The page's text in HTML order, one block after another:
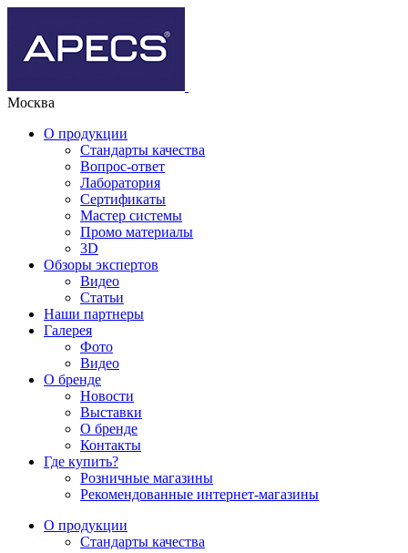
Москва
О продукции
Стандарты качества
Вопрос-ответ
Лаборатория
Сертификаты
Мастер системы
Промо материалы
3D
Обзоры экспертов
Видео
Статьи
Наши партнеры
Галерея
Фото
Видео
О бренде
Новости
Выставки
О бренде
Контакты
Где купить?
Розничные магазины
Рекомендованные интернет-магазины
О продукции
Стандарты качества